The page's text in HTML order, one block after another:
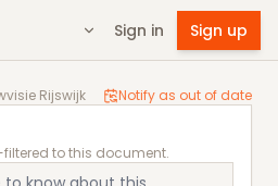
Sign in Sign up
Rijswijk Notify as out of date
to this document.